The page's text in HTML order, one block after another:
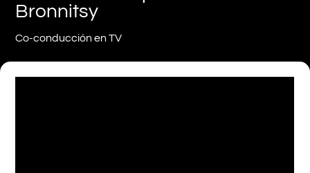
Bronnitsy
Co-conducción en TV